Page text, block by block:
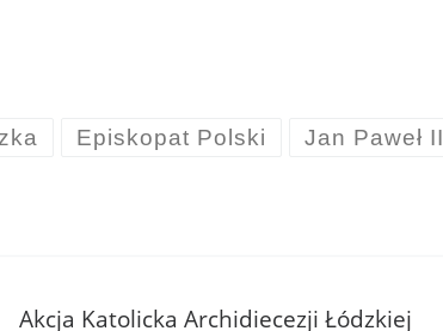
Episkopat Polski Jan Paweł II
Akcja Katolicka Archidiecezji Łódzkiej